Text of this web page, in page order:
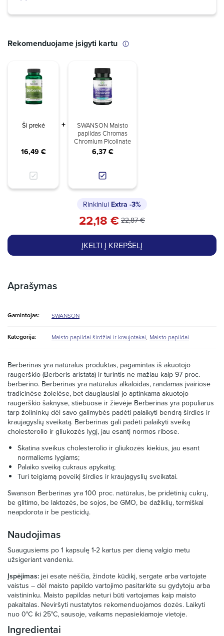
Rekomenduojame įsigyti kartu
Ši prekė
16,49 €
SWANSON Maisto
papildas Chromas
Chromium Picolinate
6,37 €
Rinkiniui Extra -3%
22,18 € 22,87 €
ĮKELTI Į KREPŠELĮ
Aprašymas
Gamintojas: SWANSON
Kategorija: Maisto papildai širdžiai ir kraujotakai, Maisto papildai
Berberinas yra natūralus produktas, pagamintas iš akuotojo
raugerškio (Berberis aristata) ir turintis ne mažiau kaip 97 proc.
berberino. Berberinas yra natūralus alkaloidas, randamas įvairiose
tradicinėse žolelėse, bet daugiausiai jo aptinkama akuotojo
raugerškio šaknyse, stiebuose ir žievėje Berberinas yra populiarus
tarp žolininkų dėl savo galimybės padėti palaikyti bendrą širdies ir
kraujagyslių sveikatą. Berberinas gali padėti palaikyti sveiką
cholesterolio ir gliukozės lygį, jau esantį normos ribose.
Skatina sveikus cholesterolio ir gliukozės kiekius, jau esant
normaliems lygiams;
Palaiko sveiką cukraus apykaitą;
Turi teigiamą poveikį širdies ir kraujagyslių sveikatai.
Swanson Berberinas yra 100 proc. natūralus, be pridėtinių cukrų,
be glitimo, be laktozės, be sojos, be GMO, be dažiklių, termiškai
neapdorota ir be pesticidų.
Naudojimas
Suaugusiems po 1 kapsulę 1-2 kartus per dieną valgio metu
užsigeriant vandeniu.
Įspėjimas: jei esate nėščia, žindote kūdikį, sergate arba vartojate
vaistus – dėl maisto papildo vartojimo pasitarkite su gydytoju arba
vaistininku. Maisto papildas neturi būti vartojamas kaip maisto
pakaitalas. Neviršyti nustatytos rekomenduojamos dozės. Laikyti
nuo 0°C iki 25°C, sausoje, vaikams nepasiekiamoje vietoje.
Ingredientai